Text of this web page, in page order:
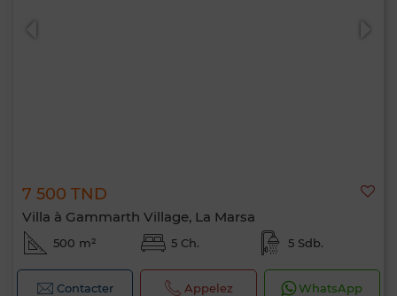
7 500 TND
Villa à Gammarth Village, La Marsa
500 m² 5 Ch. 5 Sdb.
Contacter Appelez WhatsApp